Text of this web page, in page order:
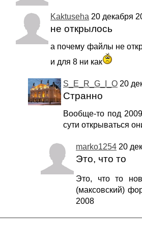
Kaktuseha 20 декабря
не открылось
а почему файлы не
и для 8 ни как
S_E_R_G_I_O 20
Странно
Вообще-то под
сути открываться
marko1254 20
Это, что то
Это, что то
(максовский)
2008